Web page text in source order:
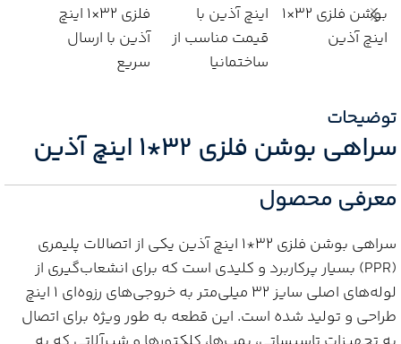
توضیحات
سراهی بوشن فلزی 32*1 اینچ آذین
معرفی محصول
سراهی بوشن فلزی 32*1 اینچ آذین یکی از اتصالات پلیمری
(PPR) بسیار پرکاربرد و کلیدی است که برای انشعاب‌گیری از
لوله‌های اصلی سایز 32 میلی‌متر به خروجی‌های رزوه‌ای 1 اینچ
طراحی و تولید شده است. این قطعه به طور ویژه برای اتصال